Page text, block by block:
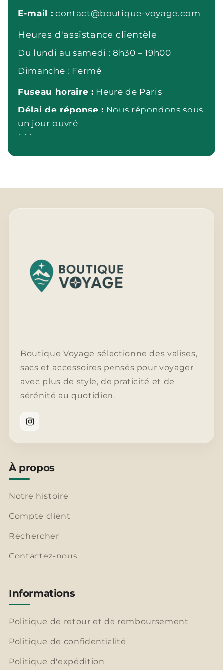
E-mail : contact@boutique-voyage.com
Heures d'assistance clientèle
Du lundi au samedi : 8h30 – 19h00
Dimanche : Fermé
Fuseau horaire : Heure de Paris
Délai de réponse : Nous répondons sous
un jour ouvré
```
Boutique Voyage sélectionne des valises,
sacs et accessoires pensés pour voyager
avec plus de style, de praticité et de
sérénité au quotidien.
À propos
Notre histoire
Compte client
Rechercher
Contactez-nous
Informations
Politique de retour et de remboursement
Politique de confidentialité
Politique d'expédition